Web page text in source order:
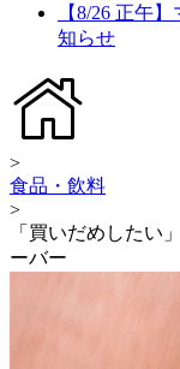
【8/26 正午
知らせ
>
食品・飲料
>
「買いだめしたい
ーバー